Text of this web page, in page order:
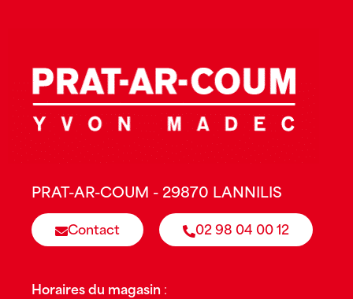
PRAT-AR-COUM - 29870 LANNILIS
Contact 02 98 04 00 12
Horaires du magasin :